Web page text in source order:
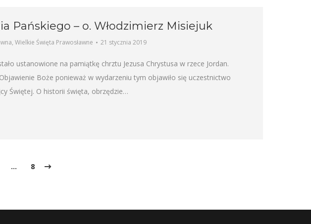
Pańskiego – o. Włodzimierz Misiejuk
, Wielkie Święta Prawosławne 21 stycznia 2019
ustanowione na pamiątkę chrztu Jezusa Chrystusa w rzece Jordan.
Boże ponieważ w wydarzeniu tym objawiło się uczestnictwo
Świętej. O historii święta, obrzędzie…
… 8